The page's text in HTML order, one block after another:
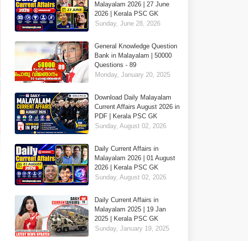
Malayalam 2026 | 27 June
2026 | Kerala PSC GK
Sunday, June 28, 2026
General Knowledge Question
Bank in Malayalam | 50000
Questions - 89
Monday, January 20, 2025
Download Daily Malayalam
Current Affairs August 2026 in
PDF | Kerala PSC GK
Sunday, August 02, 2026
Daily Current Affairs in
Malayalam 2026 | 01 August
2026 | Kerala PSC GK
Sunday, August 02, 2026
Daily Current Affairs in
Malayalam 2025 | 19 Jan
2025 | Kerala PSC GK
Sunday, January 19, 2025